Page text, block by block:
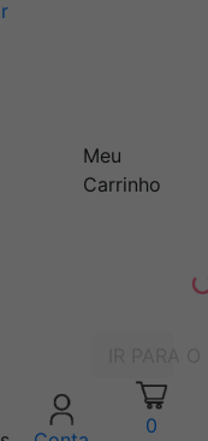
Meu
Carrinho
0